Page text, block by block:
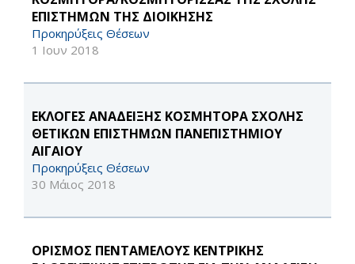
ΕΠΙΣΤΗΜΩΝ ΤΗΣ ΔΙΟΙΚΗΣΗΣ
Προκηρύξεις Θέσεων
1 Ιουν 2018
ΕΚΛΟΓΕΣ ΑΝΑΔΕΙΞΗΣ ΚΟΣΜΗΤΟΡΑ ΣΧΟΛΗΣ
ΘΕΤΙΚΩΝ ΕΠΙΣΤΗΜΩΝ ΠΑΝΕΠΙΣΤΗΜΙΟΥ
ΑΙΓΑΙΟΥ
Προκηρύξεις Θέσεων
30 Μάιος 2018
ΟΡΙΣΜΟΣ ΠΕΝΤΑΜΕΛΟΥΣ ΚΕΝΤΡΙΚΗΣ